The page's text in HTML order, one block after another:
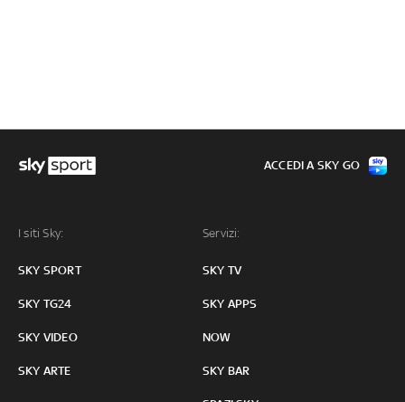
I siti Sky:
SKY SPORT
SKY TG24
SKY VIDEO
SKY ARTE
Servizi:
SKY TV
SKY APPS
NOW
SKY BAR
ACCEDI A SKY GO